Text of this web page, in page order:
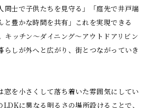
同士で子供たちを見守る」「庭先で井戸端
と豊かな時間を共有」これを実現できる
キッチン〜ダイニング〜アウトドアリビン
らしが外へと広がり、街とつながっていき
窓を小さくして落ち着いた雰囲気にしてい
LDKに異なる明るさの場所設けることで、